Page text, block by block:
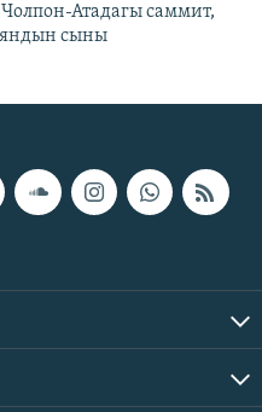
Атадагы саммит,
сыны